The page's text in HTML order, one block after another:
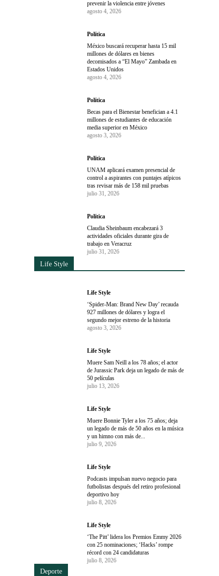
prevenir la violencia entre jóvenes
agosto 4, 2026
Política
México buscará recuperar hasta 15 mil
millones de dólares en bienes
decomisados a “El Mayo” Zambada en
Estados Unidos
agosto 4, 2026
Política
Becas para el Bienestar benefician a 4.1
millones de estudiantes de educación
media superior en México
agosto 3, 2026
Política
UNAM aplicará examen presencial de
control a aspirantes con puntajes atípicos
tras revisar más de 158 mil pruebas
julio 31, 2026
Política
Claudia Sheinbaum encabezará 3
actividades oficiales durante gira de
trabajo en Veracruz
julio 31, 2026
Life Style
Life Style
‘Spider-Man: Brand New Day’ recauda
927 millones de dólares y logra el
segundo mejor estreno de la historia
agosto 3, 2026
Life Style
Muere Sam Neill a los 78 años; el actor
de Jurassic Park deja un legado de más de
50 películas
julio 13, 2026
Life Style
Muere Bonnie Tyler a los 75 años; deja
un legado de más de 50 años en la música
y un himno con más de...
julio 9, 2026
Life Style
Podcasts impulsan nuevo negocio para
futbolistas después del retiro profesional
deportivo hoy
julio 8, 2026
Life Style
‘The Pitt’ lidera los Premios Emmy 2026
con 25 nominaciones; ‘Hacks’ rompe
récord con 24 candidaturas
julio 8, 2026
Deporte